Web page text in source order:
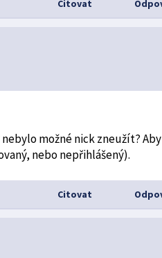
Citovat
možné nick zneužít? Aby
nebo nepřihlášený).
Citovat